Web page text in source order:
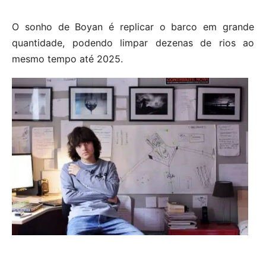
O sonho de Boyan é replicar o barco em grande
quantidade, podendo limpar dezenas de rios ao
mesmo tempo até 2025.